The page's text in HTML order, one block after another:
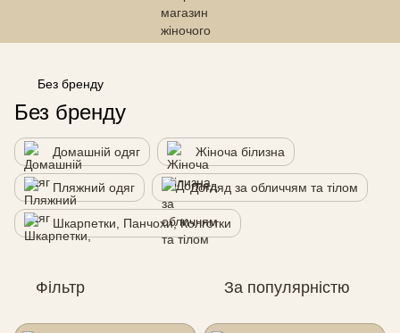
------------------------------------------------
Без бренду
Без бренду
Домашній одяг Жіноча білизна
Пляжний одяг Догляд за обличчям та тілом
Шкарпетки, Панчохи, Колготки
Фільтр За популярністю